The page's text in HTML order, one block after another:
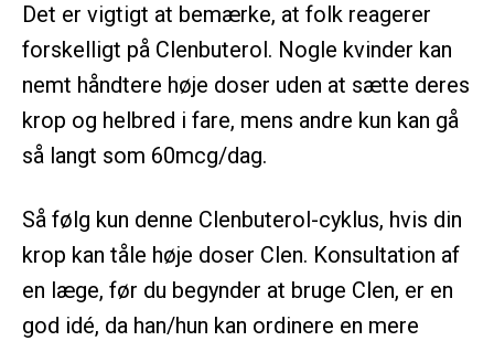
Det er vigtigt at bemærke, at folk reagerer
forskelligt på Clenbuterol. Nogle kvinder kan
nemt håndtere høje doser uden at sætte deres
krop og helbred i fare, mens andre kun kan gå
så langt som 60mcg/dag.
Så følg kun denne Clenbuterol-cyklus, hvis din
krop kan tåle høje doser Clen. Konsultation af
en læge, før du begynder at bruge Clen, er en
god idé, da han/hun kan ordinere en mere